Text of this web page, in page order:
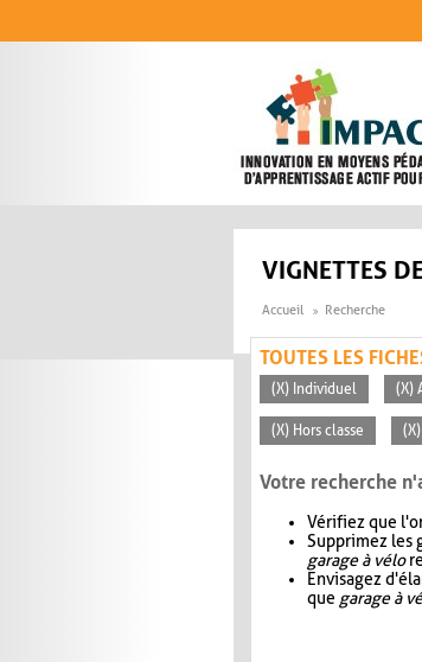
VIGNETTES
Accueil Recherche
TOUTES LES
(X) Individuel (X)
(X) Hors classe
Votre recherche
Vérifiez que
Supprimez les
garage à vélo
Envisagez
que garage à